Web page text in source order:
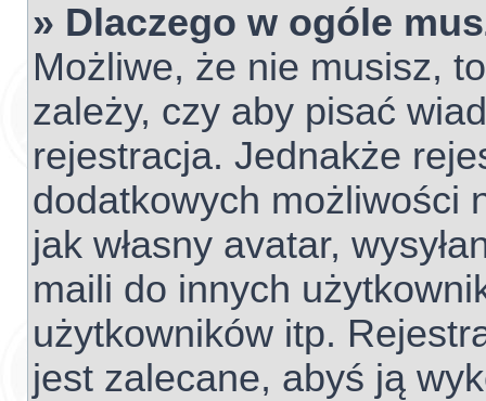
» Dlaczego w ogóle
Możliwe, że nie musisz,
zależy, czy aby pisać
rejestracja. Jednakże
dodatkowych możliwości
jak własny avatar,
maili do innych
użytkowników itp.
jest zalecane, abyś ją